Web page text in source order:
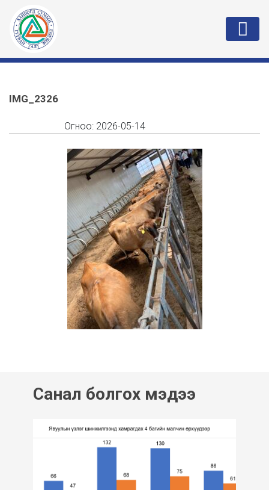
IMG_2326
Огноо: 2026-05-14
Санал болгох мэдээ